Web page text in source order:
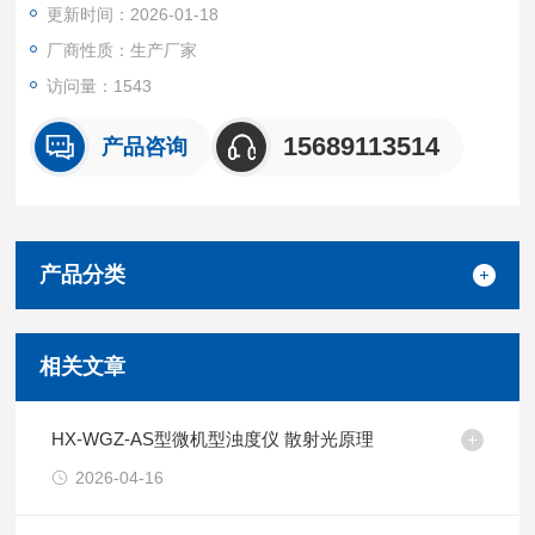
更新时间：2026-01-18
厂商性质：生产厂家
访问量：1543
产品咨询 15689113514
产品分类
相关文章
HX-WGZ-AS型微机型浊度仪 散射光原理
2026-04-16